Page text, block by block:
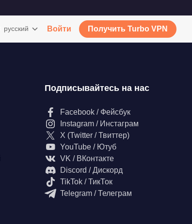
русский Войти Получить Turbo VPN
Подписывайтесь на нас
Facebook / Фейсбук
Instagram / Инстаграм
X (Twitter / Твиттер)
YouTube / Ютуб
VK / ВКонтакте
Discord / Дискорд
TikTok / ТикТок
Telegram / Телеграм